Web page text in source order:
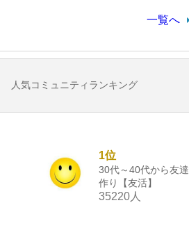
一覧へ
人気コミュニティランキング
1位
30代～40代から友達
作り【友活】
35220人